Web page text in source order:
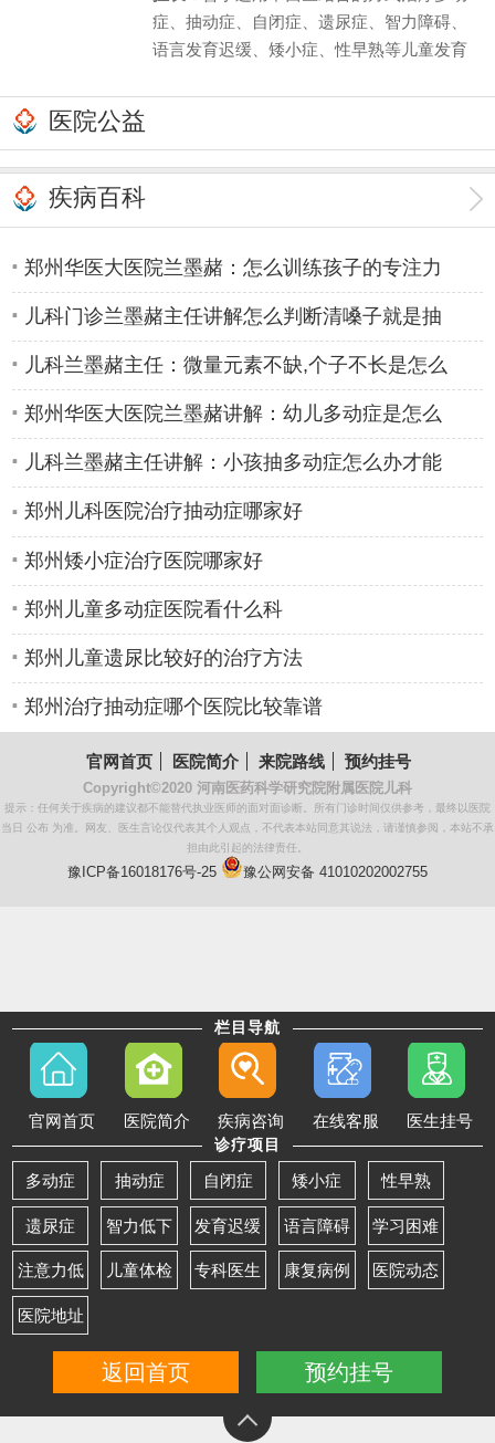
症、抽动症、自闭症、遗尿症、智力障碍、
语言发育迟缓、矮小症、性早熟等儿童发育
医院公益
疾病百科
郑州哪个看尿床好医院好
郑州华医大医院兰墨赭：怎么训练孩子的专注力
儿科门诊兰墨赭主任讲解怎么判断清嗓子就是抽
儿科兰墨赭主任：微量元素不缺,个子不长是怎么
郑州华医大医院兰墨赭讲解：幼儿多动症是怎么
儿科兰墨赭主任讲解：小孩抽多动症怎么办才能
郑州儿科医院治疗抽动症哪家好
郑州矮小症治疗医院哪家好
郑州儿童多动症医院看什么科
郑州儿童遗尿比较好的治疗方法
郑州治疗抽动症哪个医院比较靠谱
官网首页 医院简介 来院路线 预约挂号
Copyright©2020 河南医药科学研究院附属医院儿科
提示：任何关于疾病的建议都不能替代执业医师的面对面诊断。所有门诊时间仅供参考，最终以医院
当日 公布 为准。网友、医生言论仅代表其个人观点，不代表本站同意其说法，请谨慎参阅，本站不承
担由此引起的法律责任。
豫ICP备16018176号-25 豫公网安备 41010202002755
栏目导航
官网首页 医院简介 疾病咨询 在线客服 医生挂号
诊疗项目
多动症 抽动症 自闭症 矮小症 性早熟
遗尿症 智力低下 发育迟缓 语言障碍 学习困难
注意力低 儿童体检 专科医生 康复病例 医院动态
医院地址
返回首页 预约挂号